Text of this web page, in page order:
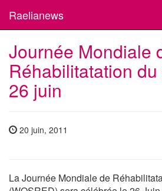
Raelianews
Journée Mondiale
Réhabilitatation
26 juin
20 juin, 2011
La Journée Mondiale de